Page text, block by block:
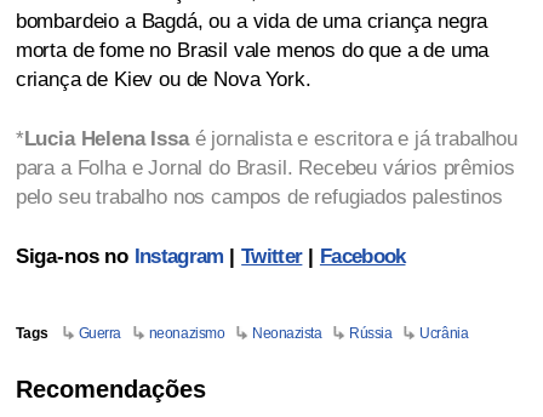
bombardeio a Bagdá, ou a vida de uma criança negra
morta de fome no Brasil vale menos do que a de uma
criança de Kiev ou de Nova York.
*Lucia Helena Issaé jornalista e escritora e já trabalhou
para a Folha e Jornal do Brasil. Recebeu vários prêmios
pelo seu trabalho nos campos de refugiados palestinos
Siga-nos no Instagram |Twitter| Facebook
Tags Guerra neonazismo Neonazista Rússia Ucrânia
Recomendações